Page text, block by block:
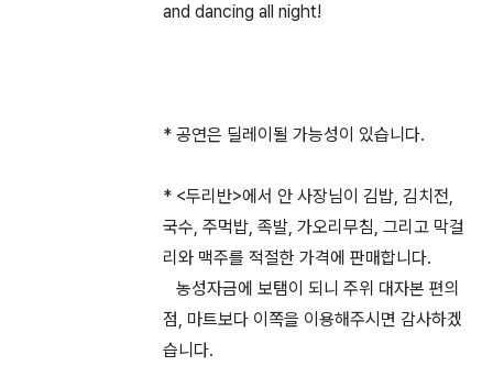
and dancing all night!
* 공연은 딜레이될 가능성이 있습니다.
* <두리반>에서 안 사장님이 김밥, 김치전,
국수, 주먹밥, 족발, 가오리무침, 그리고 막걸
리와 맥주를 적절한 가격에 판매합니다.
농성자금에 보탬이 되니 주위 대자본 편의
점, 마트보다 이쪽을 이용해주시면 감사하겠
습니다.